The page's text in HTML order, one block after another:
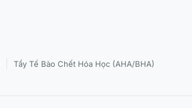
Tẩy Tế Bào Chết Hóa Học (AHA/BHA)